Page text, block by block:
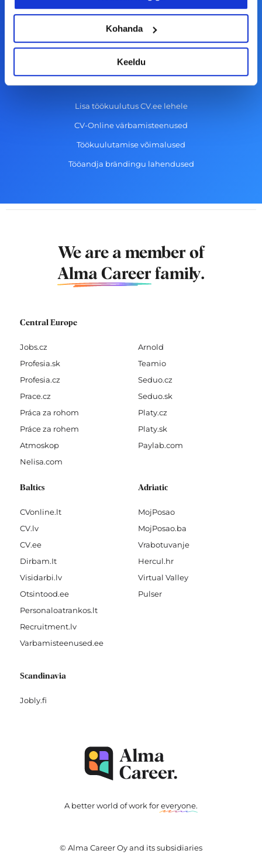
Kohanda
Keeldu
-
m
Aktiveeri tööpakkumiste teavitus
KKK
Tööandjale
Lisa töökuulutus CV.ee lehele
CV-Online värbamisteenused
Töökuulutamise võimalused
Tööandja brändingu lahendused
We are a member of
Alma Career family.
Central Europe
Jobs.cz
Profesia.sk
Profesia.cz
Prace.cz
Práca za rohom
Práce za rohem
Atmoskop
Nelisa.com
Arnold
Teamio
Seduo.cz
Seduo.sk
Platy.cz
Platy.sk
Paylab.com
Baltics
CVonline.lt
CV.lv
CV.ee
Dirbam.It
Visidarbi.lv
Otsintood.ee
Personaloatrankos.lt
Recruitment.lv
Varbamisteenused.ee
Adriatic
MojPosao
MojPosao.ba
Vrabotuvanje
Hercul.hr
Virtual Valley
Pulser
Scandinavia
Jobly.fi
A better world of work foreveryone.
© Alma Career Oy and its subsidiaries